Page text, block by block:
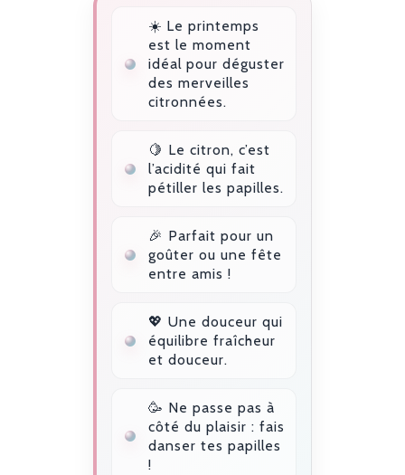
☀️ Le printemps
est le moment
idéal pour déguster
des merveilles
citronnées.
🍋 Le citron, c’est
l’acidité qui fait
pétiller les papilles.
🎉 Parfait pour un
goûter ou une fête
entre amis !
💖 Une douceur qui
équilibre fraîcheur
et douceur.
🥳 Ne passe pas à
côté du plaisir : fais
danser tes papilles
!